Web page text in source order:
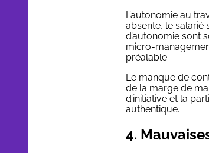
L’autonomie au
absente, le salarié
d’autonomie sont
micro-
préalable.
Le manque de
de la marge de
d’initiative et la
authentique.
4.